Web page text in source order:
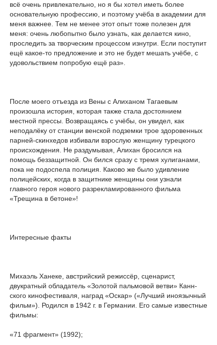
всё очень привлекательно, но я бы хотел иметь более
основательную профессию, и поэтому учёба в академии для
меня важнее. Тем не менее этот опыт тоже полезен для
меня: очень любопытно было узнать, как делается кино,
проследить за творческим процессом изнутри. Если поступит
ещё какое-то предложение и это не будет мешать учёбе, с
удовольствием попробую ещё раз».
После моего отъезда из Вены с Алиханом Тагаевым
произошла история, которая также стала достоянием
местной прессы. Возвращаясь с учёбы, он увидел, как
неподалёку от станции венской подземки трое здоровенных
парней-скинхедов избивали взрослую женщину турецкого
происхождения. Не раздумывая, Алихан бросился на
помощь беззащитной. Он бился сразу с тремя хулиганами,
пока не подоспела полиция. Каково же было удивление
полицей­ских, когда в защитнике женщины они узнали
главного героя нового разрекламированного фильма
«Трещина в бетоне»!
Интересные факты
Михаэль Ханеке, австрийский режиссёр, сценарист,
двукратный обладатель «Золотой пальмовой ветви» Канн­
ского кинофестиваля, наград «Оскар» («Лучший иноязычный
фильм»). Родился в 1942 г. в Германии. Его самые известные
фильмы:
«71 фрагмент» (1992);